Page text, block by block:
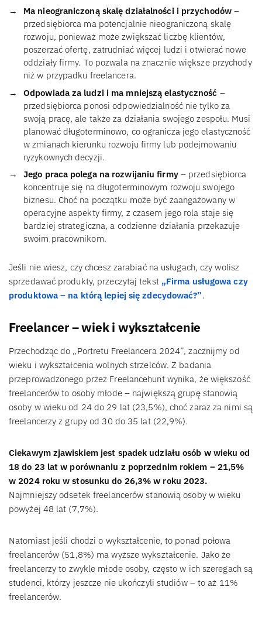
Ma nieograniczoną skalę działalności i przychodów–
przedsiębiorca ma potencjalnie nieograniczoną skalę
rozwoju, ponieważ może zwiększać liczbę klientów,
poszerzać ofertę, zatrudniać więcej ludzi i otwierać nowe
oddziały firmy. To pozwala na znacznie większe przychody
niż w przypadku freelancera.
Odpowiada za ludzi i ma mniejszą elastyczność –
przedsiębiorca ponosi odpowiedzialność nie tylko za
swoją pracę, ale także za działania swojego zespołu. Musi
planować długoterminowo, co ogranicza jego elastyczność
w zmianach kierunku rozwoju firmy lub podejmowaniu
ryzykownych decyzji.
Jego praca polega na rozwijaniu firmy– przedsiębiorca
koncentruje się na długoterminowym rozwoju swojego
biznesu. Choć na początku może być zaangażowany w
operacyjne aspekty firmy, z czasem jego rola staje się
bardziej strategiczna, a codzienne działania przekazuje
swoim pracownikom.
Jeśli nie wiesz, czy chcesz zarabiać na usługach, czy wolisz
sprzedawać produkty, przeczytaj tekst „Firma usługowa czy
produktowa – na którą lepiej się zdecydować?”.
Freelancer – wiek i wykształcenie
Przechodząc do „Portretu Freelancera 2024”, zacznijmy od
wieku i wykształcenia wolnych strzelców. Z badania
przeprowadzonego przez Freelancehunt wynika, że większość
freelancerów to osoby młode – największą grupę stanowią
osoby w wieku od 24 do 29 lat (23,5%), choć zaraz za nimi są
freelancerzy z grupy od 30 do 35 lat (22,9%).
Ciekawym zjawiskiem jest spadek udziału osób w wieku od
18 do 23 lat w porównaniu z poprzednim rokiem – 21,5%
w 2024 roku w stosunku do 26,3% w roku 2023.
Najmniejszy odsetek freelancerów stanowią osoby w wieku
powyżej 48 lat (7,7%).
Natomiast jeśli chodzi o wykształcenie, to ponad połowa
freelancerów (51,8%) ma wyższe wykształcenie. Jako że
freelancerzy to zwykle młode osoby, często w ich szeregach są
studenci, którzy jeszcze nie ukończyli studiów – to aż 11%
freelancerów.